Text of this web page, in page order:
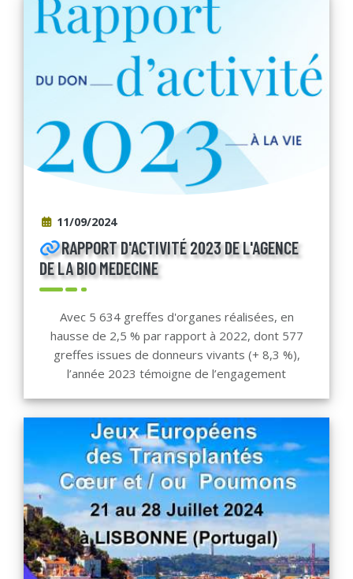
11/09/2024
RAPPORT D'ACTIVITÉ 2023 DE L'AGENCE
DE LA BIO MEDECINE
Avec 5 634 greffes d'organes réalisées, en
hausse de 2,5 % par rapport à 2022, dont 577
greffes issues de donneurs vivants (+ 8,3 %),
l’année 2023 témoigne de l’engagement